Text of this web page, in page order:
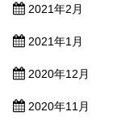
2021年2月
2021年1月
2020年12月
2020年11月